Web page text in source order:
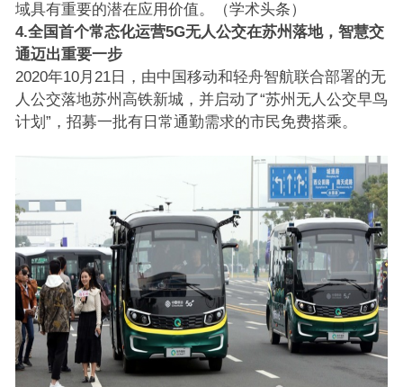
域具有重要的潜在应用价值。（学术头条）
4.全国首个常态化运营5G无人公交在苏州落地，智慧交
通迈出重要一步
2020年10月21日，由中国移动和轻舟智航联合部署的无
人公交落地苏州高铁新城，并启动了“苏州无人公交早鸟
计划”，招募一批有日常通勤需求的市民免费搭乘。